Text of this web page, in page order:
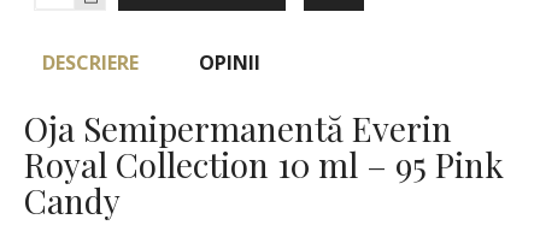
DESCRIERE OPINII
Oja Semipermanentă Everin
Royal Collection 10 ml – 95 Pink
Candy